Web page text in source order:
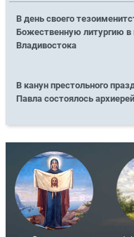
В день своего
Божественную литургию
Владивостока
В канун престольного
Павла состоялось